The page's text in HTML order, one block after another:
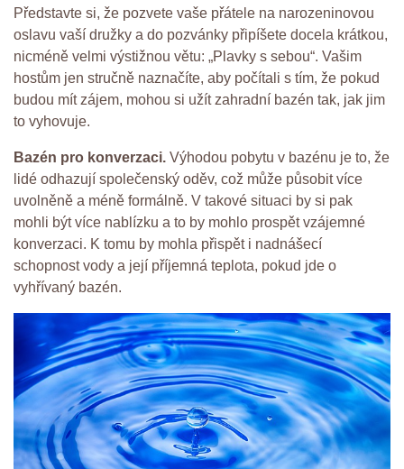
Představte si, že pozvete vaše přátele na narozeninovou
oslavu vaší družky a do pozvánky připíšete docela krátkou,
nicméně velmi výstižnou větu: „Plavky s sebou“. Vašim
hostům jen stručně naznačíte, aby počítali s tím, že pokud
budou mít zájem, mohou si užít zahradní bazén tak, jak jim
to vyhovuje.
Bazén pro konverzaci. Výhodou pobytu v bazénu je to, že
lidé odhazují společenský oděv, což může působit více
uvolněně a méně formálně. V takové situaci by si pak
mohli být více nablízku a to by mohlo prospět vzájemné
konverzaci. K tomu by mohla přispět i nadnášecí
schopnost vody a její příjemná teplota, pokud jde o
vyhřívaný bazén.